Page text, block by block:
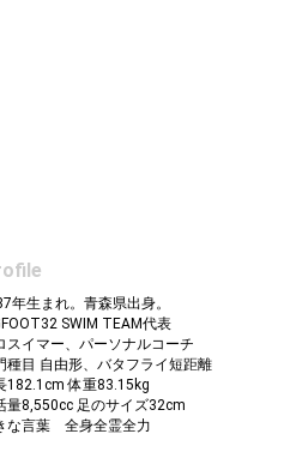
年生まれ。青森県出身。
SWIM TEAM代表
スイマー、パーソナルコーチ
種目 自由形、バタフライ短距離
182.1cm 体重83.15kg
量8,550cc 足のサイズ32cm
な言葉 全身全霊全力